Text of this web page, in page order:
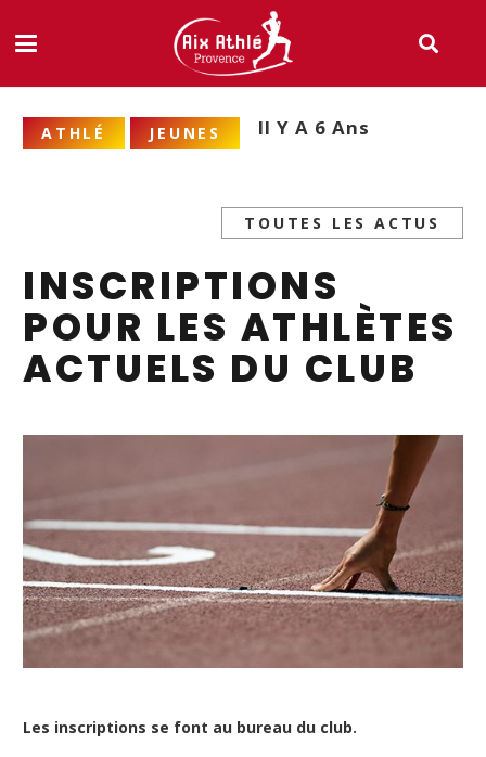
ATHLÉ JEUNES Il Y A 6 Ans
TOUTES LES ACTUS
INSCRIPTIONS
POUR LES ATHLÈTES
ACTUELS DU CLUB
Les inscriptions se font au bureau du club.